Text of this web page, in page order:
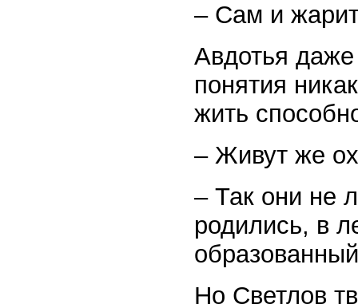
– Сам и
Авдотья
понятия
жить
– Живут же
– Так они не
родились, в
Но Светлов